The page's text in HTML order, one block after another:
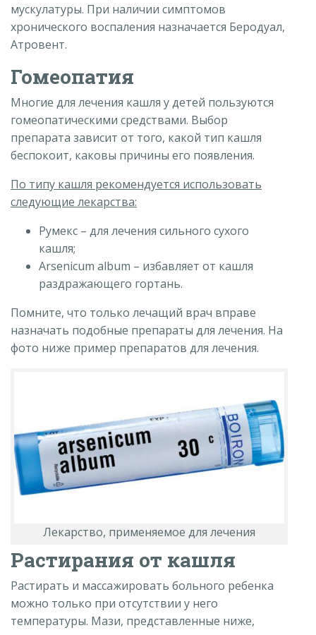
мускулатуры. При наличии симптомов
хронического воспаления назначается Беродуал,
Атровент.
Гомеопатия
Многие для лечения кашля у детей пользуются
гомеопатическими средствами. Выбор
препарата зависит от того, какой тип кашля
беспокоит, каковы причины его появления.
По типу кашля рекомендуется использовать
следующие лекарства:
Румекс – для лечения сильного сухого
кашля;
Arsenicum album – избавляет от кашля
раздражающего гортань.
Помните, что только лечащий врач вправе
назначать подобные препараты для лечения. На
фото ниже пример препаратов для лечения.
Лекарство, применяемое для лечения
Растирания от кашля
Растирать и массажировать больного ребенка
можно только при отсутствии у него
температуры. Мази, представленные ниже,